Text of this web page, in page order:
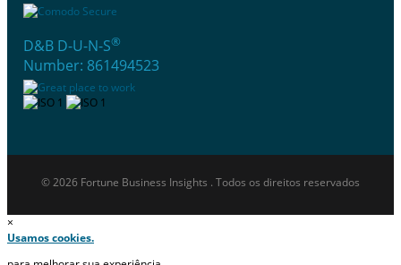
D&B D-U-N-S®
Number: 861494523
© 2026 Fortune Business Insights . Todos os direitos reservados
×
Usamos cookies.